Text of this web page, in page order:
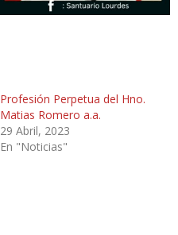
Profesión Perpetua del Hno.
Matias Romero a.a.
29 Abril, 2023
En "Noticias"